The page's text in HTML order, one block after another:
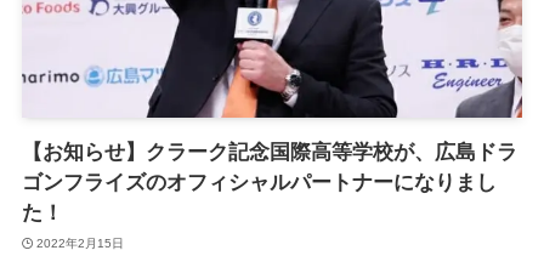
【お知らせ】クラーク記念国際高等学校が、広島ドラ
ゴンフライズのオフィシャルパートナーになりまし
た！
2022年2月15日